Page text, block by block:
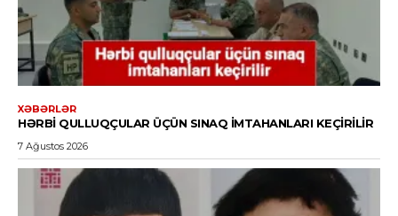
XƏBƏRLƏR
HƏRBI QULLUQÇULAR ÜÇÜN SINAQ IMTAHANLARI KEÇIRILIR
7 Ağustos 2026